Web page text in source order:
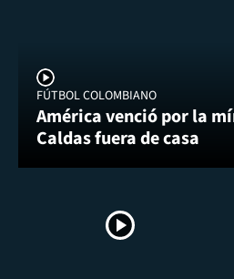
FÚTBOL COLOMBIANO
América venció por la
Caldas fuera de casa